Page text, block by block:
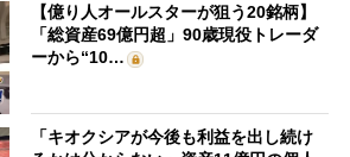
【億り人オールスターが狙う20銘柄】
「総資産69億円超」90歳現役トレーダ
ーから“10…
「キオクシアが今後も利益を出し続け